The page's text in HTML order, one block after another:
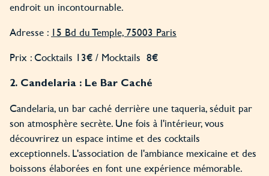
endroit un incontournable.
Adresse : 15 Bd du Temple, 75003 Paris
Prix : Cocktails 13€ / Mocktails 8€
2. Candelaria : Le Bar Caché
Candelaria, un bar caché derrière une taqueria, séduit par
son atmosphère secrète. Une fois à l'intérieur, vous
découvrirez un espace intime et des cocktails
exceptionnels. L'association de l'ambiance mexicaine et des
boissons élaborées en font une expérience mémorable.